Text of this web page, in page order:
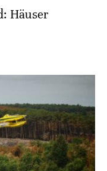
Häuser